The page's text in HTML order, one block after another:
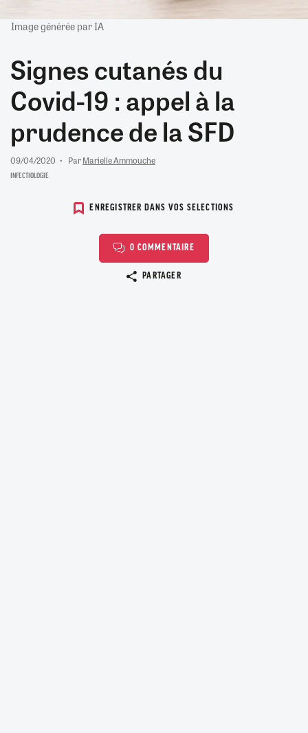
Image générée par IA
Signes cutanés du
Covid-19 : appel à la
prudence de la SFD
09/04/2020 ParMarielle Ammouche
INFECTIOLOGIE
ENREGISTRER DANS VOS SELECTIONS
0 COMMENTAIRE
PARTAGER